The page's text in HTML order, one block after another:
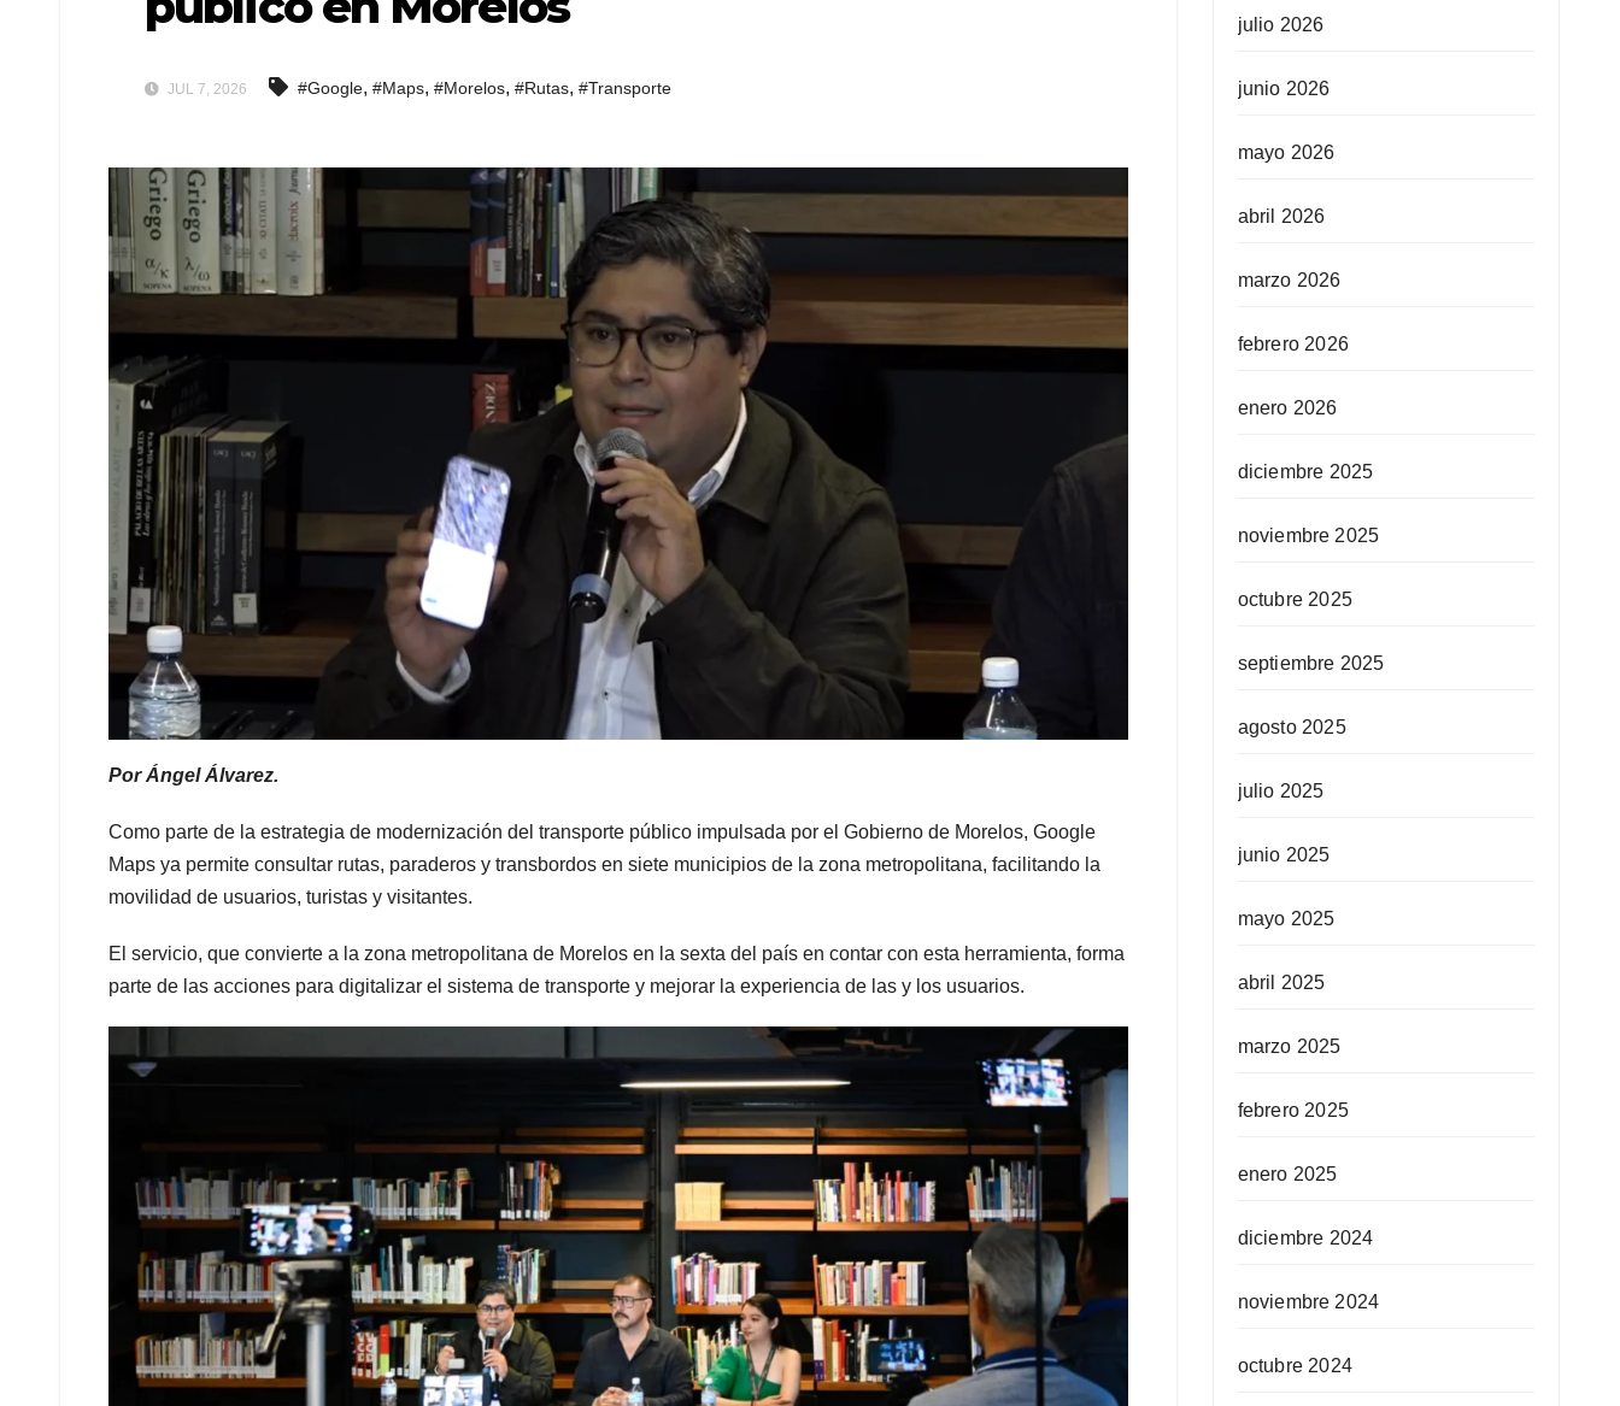
JUL 7, 2026 #Google, #Maps, #Morelos, #Rutas, #Transporte
Por Ángel Álvarez.
Como parte de la estrategia de modernización del transporte público impulsada por el Gobierno de Morelos, Google
Maps ya permite consultar rutas, paraderos y transbordos en siete municipios de la zona metropolitana, facilitando la
movilidad de usuarios, turistas y visitantes.
El servicio, que convierte a la zona metropolitana de Morelos en la sexta del país en contar con esta herramienta, forma
parte de las acciones para digitalizar el sistema de transporte y mejorar la experiencia de las y los usuarios.
julio 2026
junio 2026
mayo 2026
abril 2026
marzo 2026
febrero 2026
enero 2026
diciembre 2025
noviembre 2025
octubre 2025
septiembre 2025
agosto 2025
julio 2025
junio 2025
mayo 2025
abril 2025
marzo 2025
febrero 2025
enero 2025
diciembre 2024
noviembre 2024
octubre 2024